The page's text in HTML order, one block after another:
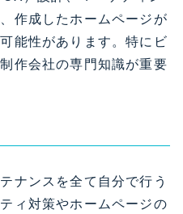
作成したホームページが
能性があります。特にビ
作会社の専門知識が重要
ナンスを全て自分で行う
ィ対策やホームページの